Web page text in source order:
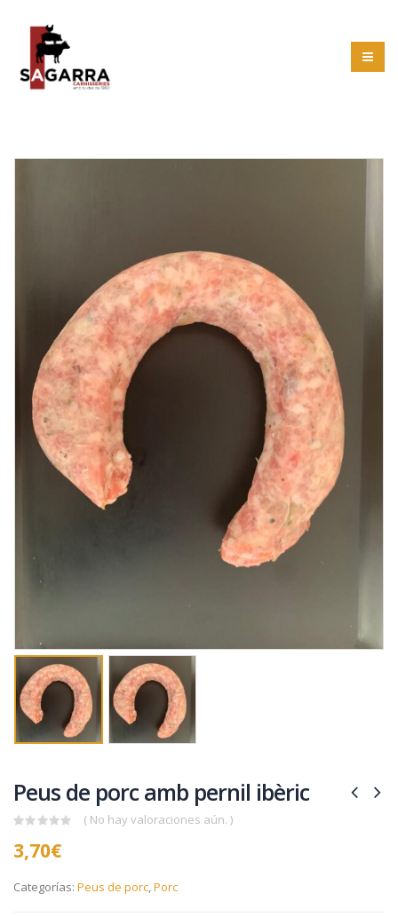
Peus de porc amb pernil ibèric
out
of
( No hay valoraciones aún. )
3,70€
Categorías: Peus de porc,Porc